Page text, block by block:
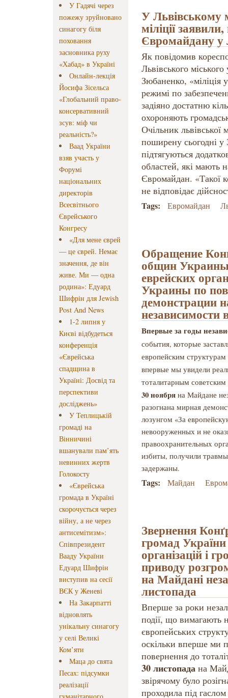
У Гадячі через
пожежу зруйновано
синагогу біля
поховання
засновника руху
«Хабад» в Україні
Онлайн-лекція
Йосифа Зісельса
«Глобальний право-
консервативний
зсув: міф чи
реальність?»
Ваад України
взяв участь у
Форумі
національних
директорів
Всесвітнього
Єврейського
Конгресу
«Для мене єврей
— це єврей. Немає
значення, де він
живе. Ми — одна
родина»: Едуард
Шифрін для Jewish
Post And News
1-2 липня у
Києві відбудеться
конференція
«Єврейська
спадщина в
Україні: Досвід та
перспективи
досліджень»
У Теплицькій
громаді на
Вінничині
вшанували пам’ять
невинних жертв
Голокосту
«Єврейська
громада в Україні
скорочується через
війну, а не через
антисемітизм»:
Співпрезидент
Вааду України
Едуард Шифрін
виступив на сесії
ВЄК у Женеві
На Закарпатті
відновлять
унікальну синагогу
у селі Великі
Ком’яти
Маца до свята
Песах: підсумки
реалізації
У Львівському
міліції
Євромайдану у
Як повідомив
Львівського міського
Зюбаненко,
режимі по
задіяно достатню
охороняють
Очільник львівської
поширену сьогодні
підтягуються
областей, які мають
Євромайдан. «Такої
не відповідає
Tags: Евромайдан
Обращение
общин
еврейских
Украины по
демонстрации
независимости
Впервые за годы
события, которые
европейским
впервые мы увидели
тоталитарным
30 ноябряна Майдане
разогнана мирная
лозунгом «За
невооруженных и не
правоохранительных
избиты, получили
задержаны.
Tags: Майдан
Звернення
громад України
організацій і
приводу
на Майдані
листопада
Вперше за роки
події, що вимагають
європейських
оскільки вперше ми
повернення до
30 листопадана
звірячому було
проходила під